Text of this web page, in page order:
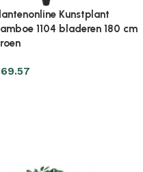
Plantenonline Kunstplant
bamboe 1288 bladeren 180
groen
€69.57